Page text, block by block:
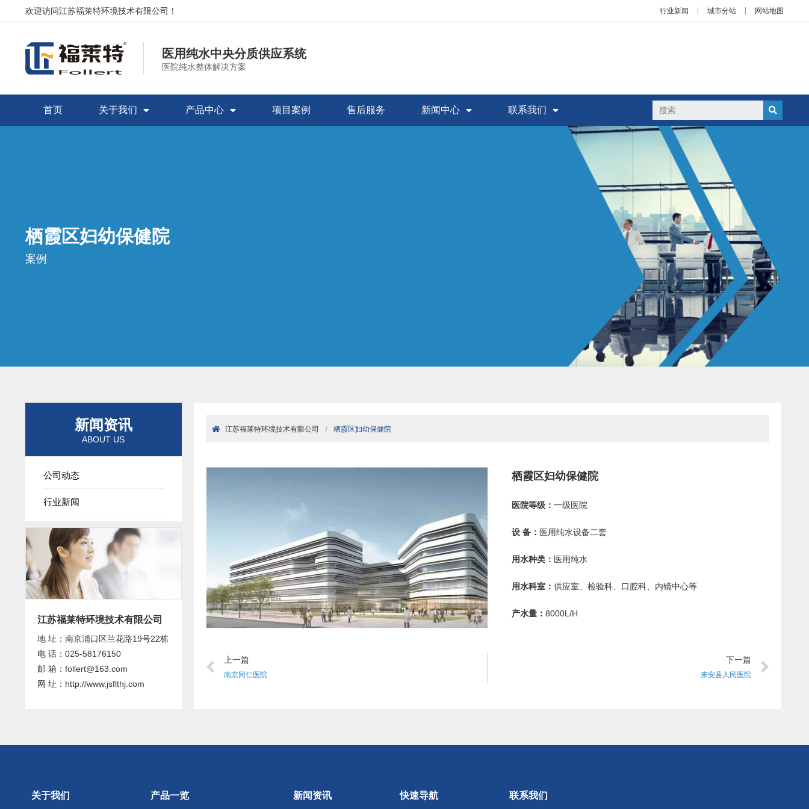
欢迎访问江苏福莱特环境技术有限公司！ 行业新闻 城市分站 网站地图
医用纯水中央分质供应系统
医院纯水整体解决方案
首页 关于我们 产品中心 项目案例 售后服务 新闻中心 联系我们
栖霞区妇幼保健院
案例
新闻资讯
ABOUT US
公司动态
行业新闻
江苏福莱特环境技术有限公司
地 址：南京浦口区兰花路19号22栋
电 话：025-58176150
邮 箱：follert@163.com
网 址：http://www.jsflthj.com
江苏福莱特环境技术有限公司 栖霞区妇幼保健院
栖霞区妇幼保健院
医院等级： 一级医院
设 备： 医用纯水设备二套
用水种类： 医用纯水
用水科室： 供应室、检验科、口腔科、内镜中心等
产水量： 8000L/H
上一篇
南京同仁医院
下一篇
来安县人民医院
关于我们 产品一览 新闻资讯 快速导航 联系我们